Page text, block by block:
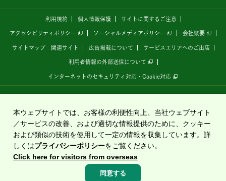
利用規約 個人情報保護 サイトに関するご注意
アクセシビリティポリシー ソーシャルメディアポリシー 会社概要
サイトマップ 関連サイト 広告掲載について サービスエリアへのご出店
利用者情報の外部送信について
インターネットのセキュリティ対応・Cookie対応
運営しています。
Copyright©2020 East Nippon Expressway Company Limited
All Rights Reserved.
本ウェブサイトでは、お客様の利便性向上、当社ウェブサイト
／サービスの改善、および適切な情報提供のために、クッキー
および類似の技術を使用して一定の情報を収集しています。詳
しくはプライバシーポリシーをご覧ください。
Click here for visitors from overseas
同意する